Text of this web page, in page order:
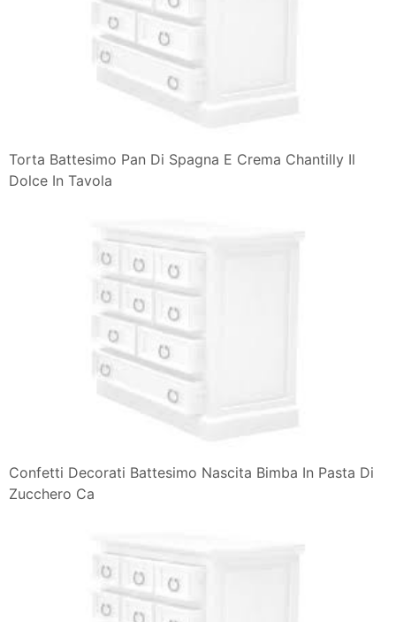
Torta Battesimo Pan Di Spagna E Crema Chantilly Il
Dolce In Tavola
Confetti Decorati Battesimo Nascita Bimba In Pasta Di
Zucchero Ca